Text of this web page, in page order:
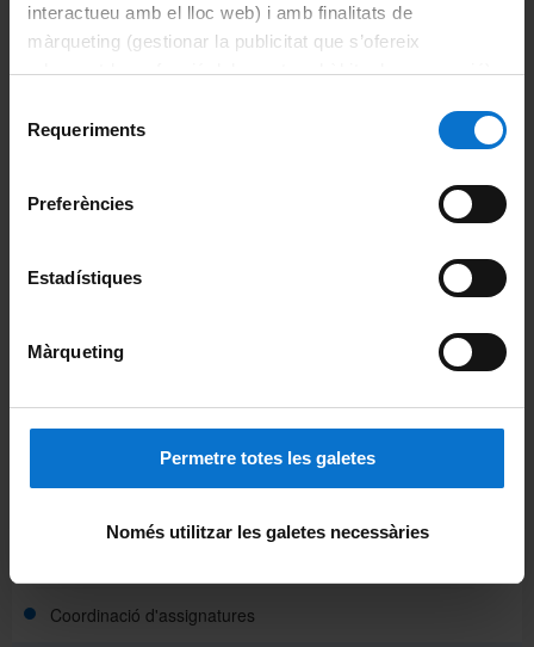
interactueu amb el lloc web) i amb finalitats de
màrqueting (gestionar la publicitat que s’ofereix
adequant-la en funció dels vostres hàbits de navegació).
consultar laPolítica de galetes del lloc web de la
Requeriments
Preferències
Estadístiques
Màrqueting
Permetre totes les galetes
Només utilitzar les galetes necessàries
Informació destacada
Accions de suport i d'orientació
Coordinació d'assignatures
Intranet de la Facultat
Campus Virtual
Campus Obert